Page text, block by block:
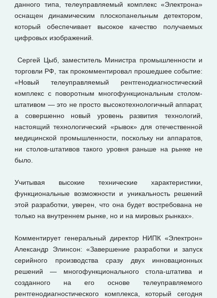
данного типа, телеуправляемый комплекс «Электрона»
оснащен динамическим плоскопанельным детектором,
который обеспечивает высокое качество получаемых
цифровых изображений.
Сергей Цыб, заместитель Министра промышленности и
торговли РФ, так прокомментировал прошедшее событие:
«Новый телеуправляемый рентгенодиагностический
комплекс с поворотным многофункциональным столом-
штативом — это не просто высокотехнологичный аппарат,
а совершенно новый уровень развития технологий,
настоящий технологический «рывок» для отечественной
медицинской промышленности, поскольку ни аппаратов,
ни столов-штативов такого уровня раньше на рынке не
было.
Учитывая высокие технические характеристики,
функциональные возможности и уникальность решений
этой разработки, уверен, что она будет востребована не
только на внутреннем рынке, но и на мировых рынках».
Комментирует генеральный директор НИПК «Электрон»
Александр Элинсон: «Завершение разработки и запуск
серийного производства сразу двух инновационных
решений — многофункционального стола-штатива и
созданного на его основе телеуправляемого
рентгенодиагностического комплекса, который сегодня